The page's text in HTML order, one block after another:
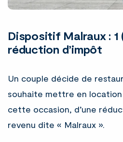
Dispositif Malraux : 1
réduction d’impôt
Un couple décide de
souhaite mettre en
cette occasion, d’une
revenu dite « Malraux ».